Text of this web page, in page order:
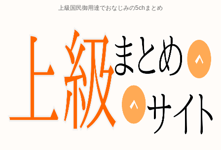
上級国民御用達でおなじみの5chまとめ